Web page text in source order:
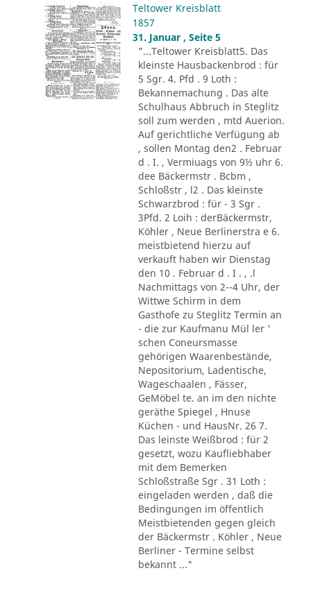
Teltower Kreisblatt
1857
31. Januar , Seite 5
"...Teltower Kreisblatt5. Das
kleinste Hausbackenbrod : für
5 Sgr. 4. Pfd . 9 Loth :
Bekannemachung . Das alte
Schulhaus Abbruch in Steglitz
soll zum werden , mtd Auerion.
Auf gerichtliche Verfügung ab
, sollen Montag den2 . Februar
d . I. , Vermiuags von 9½ uhr 6.
dee Bäckermstr . Bcbm ,
Schloßstr , l2 . Das kleinste
Schwarzbrod : für - 3 Sgr .
3Pfd. 2 Loih : derBäckermstr,
Köhler , Neue Berlinerstra e 6.
meistbietend hierzu auf
verkauft haben wir Dienstag
den 10 . Februar d . I . , .l
Nachmittags von 2--4 Uhr, der
Wittwe Schirm in dem
Gasthofe zu Steglitz Termin an
- die zur Kaufmanu Mül ler '
schen Coneursmasse
gehörigen Waarenbestände,
Nepositorium, Ladentische,
Wageschaalen , Fässer,
GeMöbel te. an im den nichte
geräthe Spiegel , Hnuse
Küchen - und HausNr. 26 7.
Das leinste Weißbrod : für 2
gesetzt, wozu Kaufliebhaber
mit dem Bemerken
Schloßstraße Sgr . 31 Loth :
eingeladen werden , daß die
Bedingungen im öffentlich
Meistbietenden gegen gleich
der Bäckermstr . Köhler , Neue
Berliner - Termine selbst
bekannt ..."